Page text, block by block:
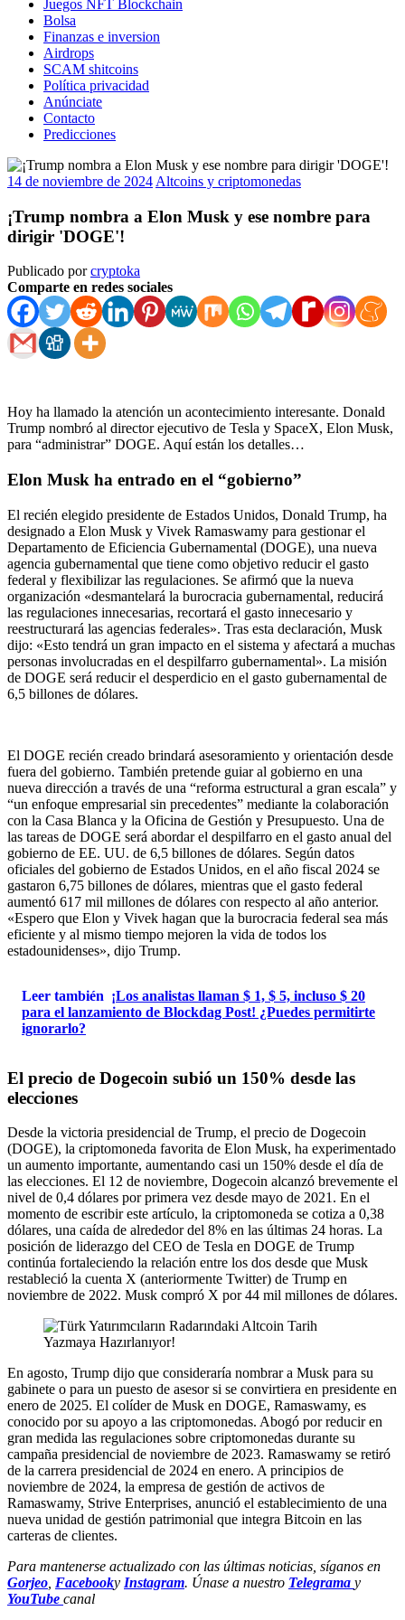
Juegos NFT Blockchain
Bolsa
Finanzas e inversion
Airdrops
SCAM shitcoins
Política privacidad
Anúnciate
Contacto
Predicciones
14 de noviembre de 2024 Altcoins y criptomonedas
¡Trump nombra a Elon Musk y ese nombre para
dirigir 'DOGE'!
Publicado porcryptoka
Comparte en redes sociales
Hoy ha llamado la atención un acontecimiento interesante. Donald
Trump nombró al director ejecutivo de Tesla y SpaceX, Elon Musk,
para “administrar” DOGE. Aquí están los detalles…
Elon Musk ha entrado en el “gobierno”
El recién elegido presidente de Estados Unidos, Donald Trump, ha
designado a Elon Musk y Vivek Ramaswamy para gestionar el
Departamento de Eficiencia Gubernamental (DOGE), una nueva
agencia gubernamental que tiene como objetivo reducir el gasto
federal y flexibilizar las regulaciones. Se afirmó que la nueva
organización «desmantelará la burocracia gubernamental, reducirá
las regulaciones innecesarias, recortará el gasto innecesario y
reestructurará las agencias federales». Tras esta declaración, Musk
dijo: «Esto tendrá un gran impacto en el sistema y afectará a muchas
personas involucradas en el despilfarro gubernamental». La misión
de DOGE será reducir el desperdicio en el gasto gubernamental de
6,5 billones de dólares.
El DOGE recién creado brindará asesoramiento y orientación desde
fuera del gobierno. También pretende guiar al gobierno en una
nueva dirección a través de una “reforma estructural a gran escala” y
“un enfoque empresarial sin precedentes” mediante la colaboración
con la Casa Blanca y la Oficina de Gestión y Presupuesto. Una de
las tareas de DOGE será abordar el despilfarro en el gasto anual del
gobierno de EE. UU. de 6,5 billones de dólares. Según datos
oficiales del gobierno de Estados Unidos, en el año fiscal 2024 se
gastaron 6,75 billones de dólares, mientras que el gasto federal
aumentó 617 mil millones de dólares con respecto al año anterior.
«Espero que Elon y Vivek hagan que la burocracia federal sea más
eficiente y al mismo tiempo mejoren la vida de todos los
estadounidenses», dijo Trump.
Leer también ¡Los analistas llaman $ 1, $ 5, incluso $ 20
para el lanzamiento de Blockdag Post! ¿Puedes permitirte
ignorarlo?
El precio de Dogecoin subió un 150% desde las
elecciones
Desde la victoria presidencial de Trump, el precio de Dogecoin
(DOGE), la criptomoneda favorita de Elon Musk, ha experimentado
un aumento importante, aumentando casi un 150% desde el día de
las elecciones. El 12 de noviembre, Dogecoin alcanzó brevemente el
nivel de 0,4 dólares por primera vez desde mayo de 2021. En el
momento de escribir este artículo, la criptomoneda se cotiza a 0,38
dólares, una caída de alrededor del 8% en las últimas 24 horas. La
posición de liderazgo del CEO de Tesla en DOGE de Trump
continúa fortaleciendo la relación entre los dos desde que Musk
restableció la cuenta X (anteriormente Twitter) de Trump en
noviembre de 2022. Musk compró X por 44 mil millones de dólares.
En agosto, Trump dijo que consideraría nombrar a Musk para su
gabinete o para un puesto de asesor si se convirtiera en presidente en
enero de 2025. El colíder de Musk en DOGE, Ramaswamy, es
conocido por su apoyo a las criptomonedas. Abogó por reducir en
gran medida las regulaciones sobre criptomonedas durante su
campaña presidencial de noviembre de 2023. Ramaswamy se retiró
de la carrera presidencial de 2024 en enero. A principios de
noviembre de 2024, la empresa de gestión de activos de
Ramaswamy, Strive Enterprises, anunció el establecimiento de una
nueva unidad de gestión patrimonial que integra Bitcoin en las
carteras de clientes.
Para mantenerse actualizado con las últimas noticias, síganos en
Gorjeo Facebooky Instagram. Únase a nuestro Telegrama y
YouTube canal